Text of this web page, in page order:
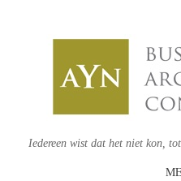
Iedereen wist dat het niet kon,